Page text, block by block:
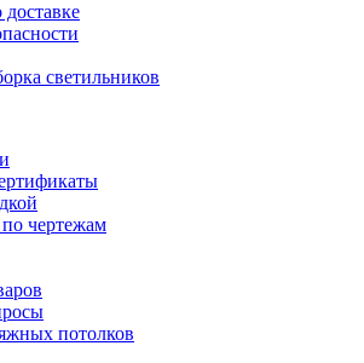
светильников
чертежам
потолков